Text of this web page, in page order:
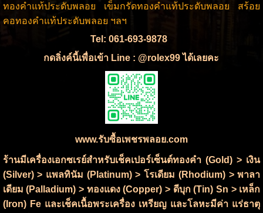
ทองคำแท้ประดับพลอย เข็มกรัดทองคำแท้ประดับพลอย สร้อย
คอทองคำแท้ประดับพลอย ฯลฯ
Tel: 061-693-9878
กดลิ่งค์นี้เพื่อเข้า Line : @rolex99 ได้เลยคะ
www.รับซื้อเพชรพลอย.com
ร้านมีเครื่องเอกซเรย์สำหรับเช็คเปอร์เซ็นต์ทองคำ (Gold) > เงิน
(Silver) > แพลทินัม (Platinum) > โรเดียม (Rhodium) > พาลา
เดียม (Palladium) > ทองแดง (Copper) > ดีบุก (Tin) Sn > เหล็ก
(Iron) Fe และเช็คเนื้อพระเครื่อง เหรียญ และโลหะมีค่า แร่ธาตุ